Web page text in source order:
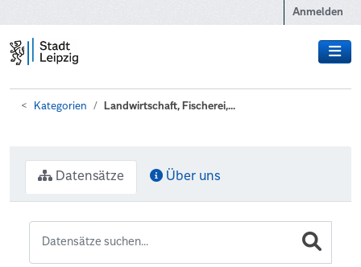
Anmelden
Kategorien Landwirtschaft, Fischerei,...
Datensätze Über uns